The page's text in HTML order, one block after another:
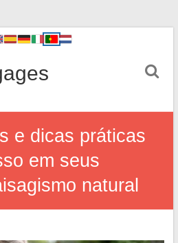
e dicas práticas
em seus
natural